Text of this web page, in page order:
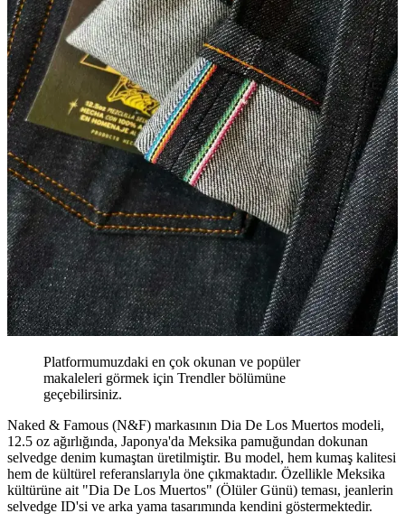
Platformumuzdaki en çok okunan ve popüler
makaleleri görmek için Trendler bölümüne
geçebilirsiniz.
Naked & Famous (N&F) markasının Dia De Los Muertos modeli,
12.5 oz ağırlığında, Japonya'da Meksika pamuğundan dokunan
selvedge denim kumaştan üretilmiştir. Bu model, hem kumaş kalitesi
hem de kültürel referanslarıyla öne çıkmaktadır. Özellikle Meksika
kültürüne ait "Dia De Los Muertos" (Ölüler Günü) teması, jeanlerin
selvedge ID'si ve arka yama tasarımında kendini göstermektedir.